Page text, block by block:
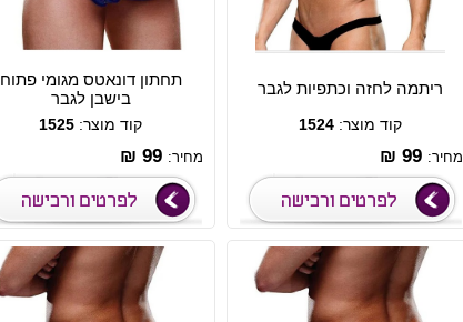
ריתמה לחזה וכתפיות לגבר
קוד מוצר: 1524
מחיר: 99 ₪
תחתון דונאטס מגומי פתוח
בישבן לגבר
קוד מוצר: 1525
מחיר: 99 ₪